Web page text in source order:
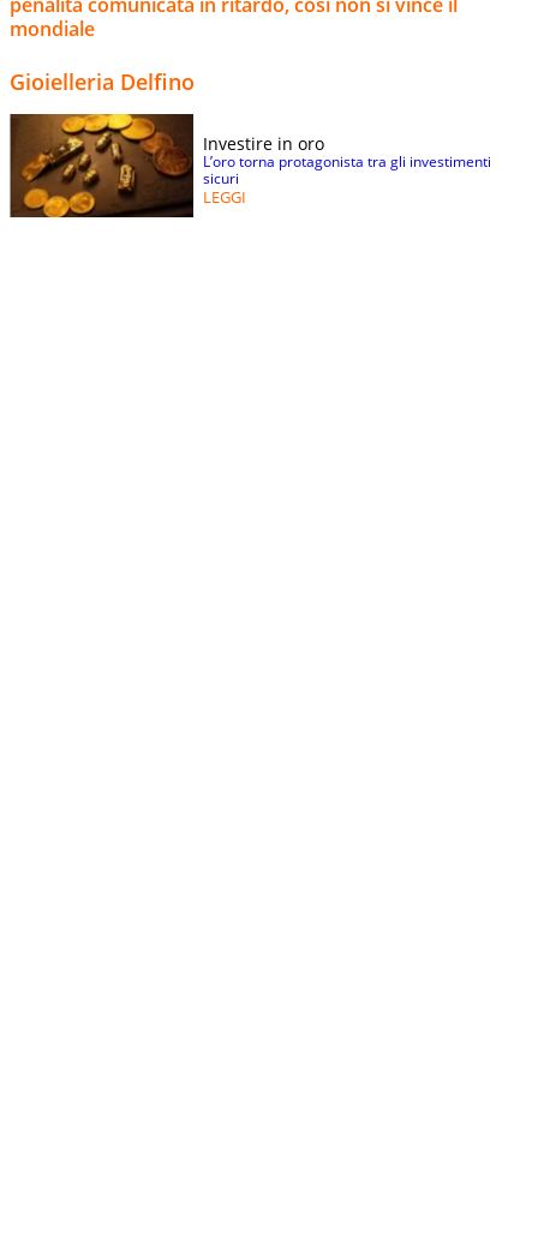
mondiale
Gioielleria Delfino
Investire in oro
L’oro torna protagonista tra gli investimenti
sicuri
LEGGI